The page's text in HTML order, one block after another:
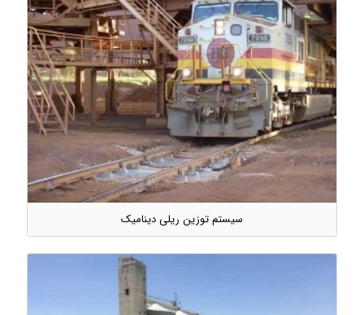
سیستم توزین ریلی دینامیک